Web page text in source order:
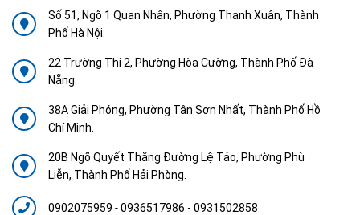
Số 51, Ngõ 1 Quan Nhân, Phường Thanh Xuân, Thành
Phố Hà Nội.
22 Trường Thi 2, Phường Hòa Cường, Thành Phố Đà
Nẵng.
38A Giải Phóng, Phường Tân Sơn Nhất, Thành Phố Hồ
Chí Minh.
20B Ngõ Quyết Thắng Đường Lệ Tảo, Phường Phù
Liễn, Thành Phố Hải Phòng.
0902075959 -0936517986 - 0931502858